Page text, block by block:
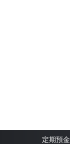
定期預金